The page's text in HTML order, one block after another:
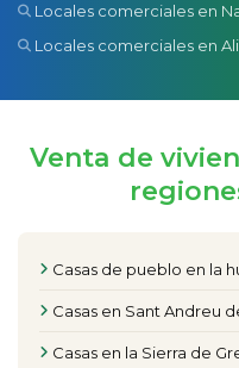
Locales comerciales en
Locales comerciales en
Venta de
Casas de pueblo en la
Casas en Sant Andreu
Casas en la Sierra de